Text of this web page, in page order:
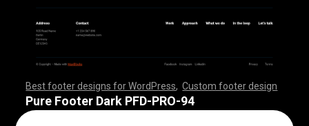
Best footer designs for WordPress ,Custom footer design
,,,,,,,,,,,,,,,,,,,,,,,,,,,,,,,,,,,,, ,,,,,,,,,,,,,,,,,,,,,,,,
,,,,,,,,,,,,,,,,,,,,,,,,,,,,,,,,,,,,, ,,,,,,,,,,,,,,,,,,,,,,,,
,,,,,,,,
Pure Footer Dark PFD-PRO-94